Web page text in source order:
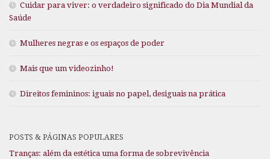
Cuidar para viver: o verdadeiro significado do Dia Mundial da
Saúde
Mulheres negras e os espaços de poder
Mais que um videozinho!
Direitos femininos: iguais no papel, desiguais na prática
POSTS & PÁGINAS POPULARES
Tranças: além da estética uma forma de sobrevivência